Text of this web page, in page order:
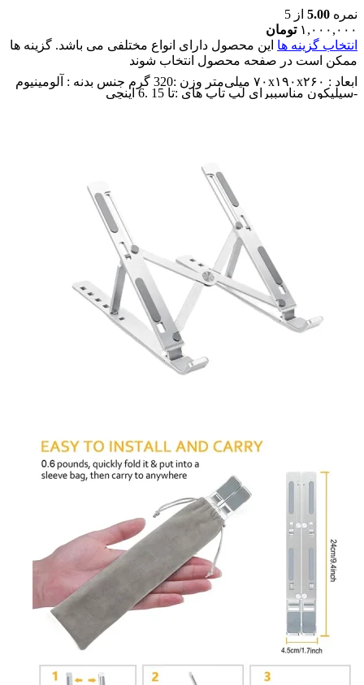
نمره 5.00 از 5
۱,۰۰۰,۰۰۰ تومان
انتخاب گزینه ها این محصول دارای انواع مختلفی می باشد. گزینه ها
ممکن است در صفحه محصول انتخاب شوند
ابعاد : ۷۰x۱۹۰x۲۶۰ میلی‌متر وزن :320 گرم جنس بدنه : آلومینیوم
-سیلیکون مناسببرای لپ تاپ های :تا 15 .6 اینچی